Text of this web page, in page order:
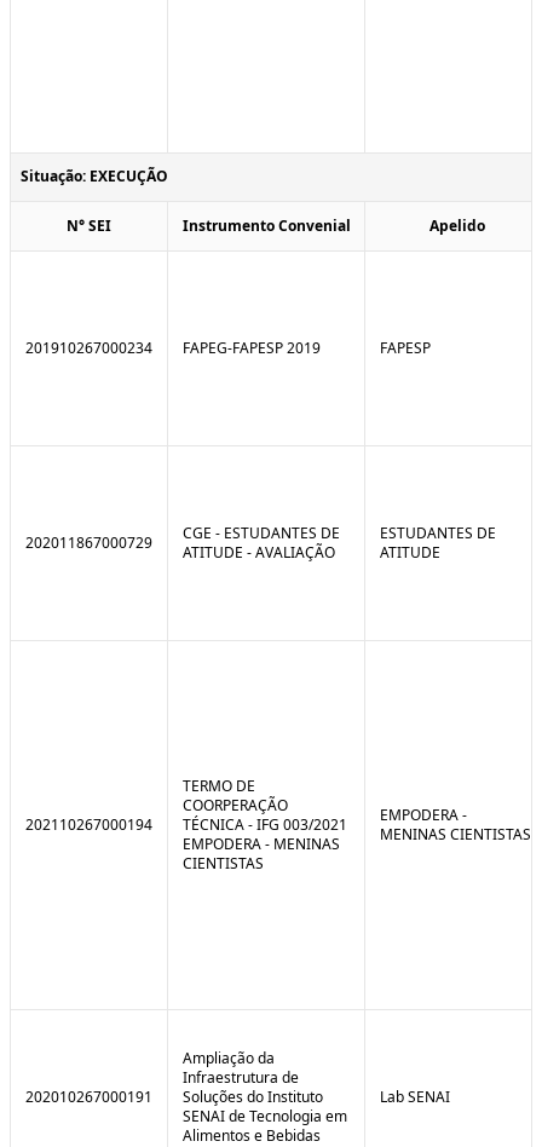
Situação: EXECUÇÃO
N° SEI Instrumento Convenial Apelido
201910267000234 FAPEG-FAPESP 2019 FAPESP
202011867000729
CGE - ESTUDANTES DE
ATITUDE - AVALIAÇÃO
ESTUDANTES DE
ATITUDE
202110267000194
TERMO DE
COORPERAÇÃO
TÉCNICA - IFG 003/2021
EMPODERA - MENINAS
CIENTISTAS
EMPODERA -
MENINAS CIENTISTAS
202010267000191
Ampliação da
Infraestrutura de
Soluções do Instituto
SENAI de Tecnologia em
Alimentos e Bebidas
Lab SENAI